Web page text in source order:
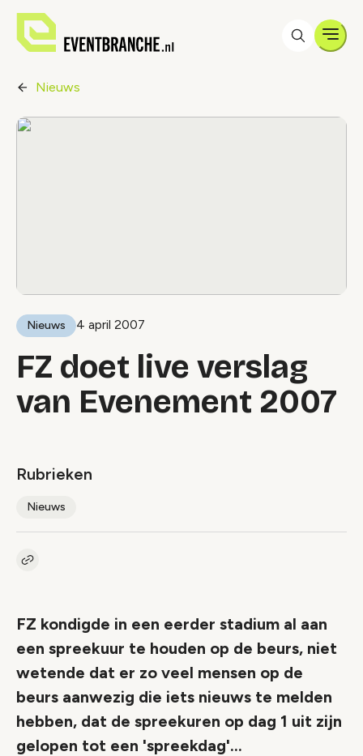
Nieuws
Nieuws 4 april 2007
FZ doet live verslag
van Evenement 2007
Rubrieken
Nieuws
Kopieer link naar artikel
FZ kondigde in een eerder stadium al aan
een spreekuur te houden op de beurs, niet
wetende dat er zo veel mensen op de
beurs aanwezig die iets nieuws te melden
hebben, dat de spreekuren op dag 1 uit zijn
gelopen tot een 'spreekdag'...